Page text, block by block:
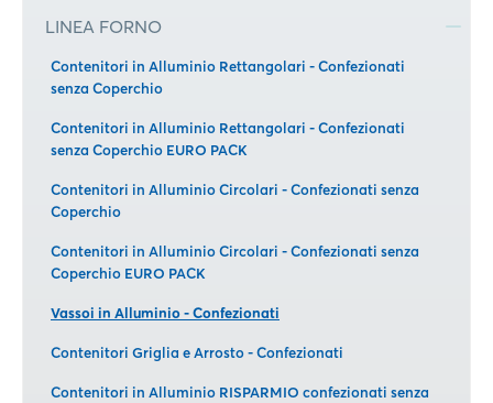
LINEA FORNO
Contenitori in Alluminio Rettangolari - Confezionati
senza Coperchio
Contenitori in Alluminio Rettangolari - Confezionati
senza Coperchio EURO PACK
Contenitori in Alluminio Circolari - Confezionati senza
Coperchio
Contenitori in Alluminio Circolari - Confezionati senza
Coperchio EURO PACK
Vassoi in Alluminio - Confezionati
Contenitori Griglia e Arrosto - Confezionati
Contenitori in Alluminio RISPARMIO confezionati senza